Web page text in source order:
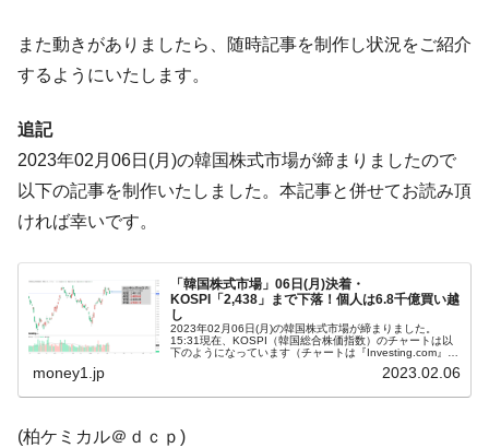
業績「史上最高益」当期純利益は前年同期比13.4倍に。
『Money1』
韓国･加徳島新国際空港「またも暗礁」の危
『Money1』
日(水)もサイドカー・サーキットブレイカーの二段コンボ
発動！
『Money1』
IT産業は人を雇用する効果は低い。全産業の
『Money1』
韓国「株式市場が賭博場のように変質した
のは政界の責任だ」
『Money1』
韓国「2026年1Q 資金循環統計」面白い結果
に。
『Money1』
韓国化学企業最大手『ロッテケミカル』純
借入金が約8兆。信用格付け「ネガティブ」にダウン
また動きがありましたら、随時記事を制作し状況をご紹介
するようにいたします。
追記
2023年02月06日(月)の韓国株式市場が締まりましたので
以下の記事を制作いたしました。本記事と併せてお読み頂
ければ幸いです。
「韓国株式市場」06日(月)決着・
KOSPI「2,438」まで下落！個人は6.8千億買い越
し
2023年02月06日(月)の韓国株式市場が締まりました。
15:31現在、KOSPI（韓国総合株価指数）のチャートは以
下のようになっています（チャートは『Investing.com』よ
money1.jp 2023.02.06
(柏ケミカル＠ｄｃｐ)